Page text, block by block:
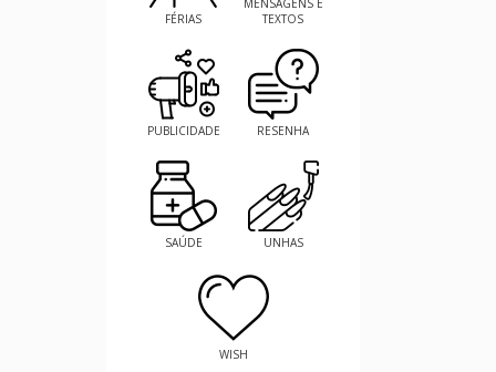
FÉRIAS
MENSAGENS E
TEXTOS
PUBLICIDADE RESENHA
SAÚDE UNHAS
WISH